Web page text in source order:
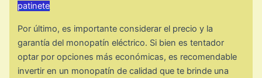
patinete
Por último, es importante considerar el precio y la
garantía del monopatín eléctrico. Si bien es tentador
optar por opciones más económicas, es recomendable
invertir en un monopatín de calidad que te brinde una